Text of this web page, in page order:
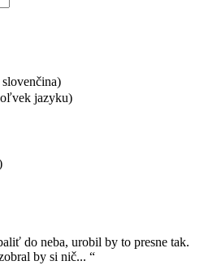
jazyku)
do neba, urobil by to presne tak.
by si nič...